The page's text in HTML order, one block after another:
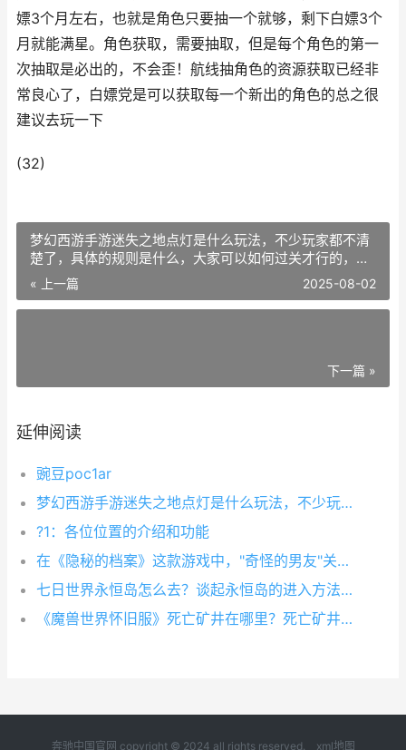
嫖3个月左右，也就是角色只要抽一个就够，剩下白嫖3个
月就能满星。角色获取，需要抽取，但是每个角色的第一
次抽取是必出的，不会歪！航线抽角色的资源获取已经非
常良心了，白嫖党是可以获取每一个新出的角色的总之很
建议去玩一下
(32)
梦幻西游手游迷失之地点灯是什么玩法，不少玩家都不清
楚了，具体的规则是什么，大家可以如何过关才行的，下
面就来介绍下梦幻西游手游迷失之地点灯有什么技巧。
« 上一篇 2025-08-02
下一篇 »
延伸阅读
豌豆poc1ar
梦幻西游手游迷失之地点灯是什么玩法，不少玩家都不清楚了，具体的规则是什么，大家可以如何过关才行的，下面就来介绍下梦幻西游手游迷失之地点灯有什么技巧。
?1：各位位置的介绍和功能
在《隐秘的档案》这款游戏中，"奇怪的男友"关卡颇受玩家喜爱，但许多玩家在此关卡遇到了难题。要想顺利通关，就需要细心寻找游戏中的各种奇怪线索。那么如何才能玩转《隐秘的档案》中的"
七日世界永恒岛怎么去？谈起永恒岛的进入方法，这方法还有许多新人不知道，因此才有了开头的问题，就有很多萌新在问该怎么去，那么为了让大家了解前往永恒岛的方法，这里就带来一期永恒岛的攻略分享，在下面的文章中
《魔兽世界怀旧服》死亡矿井在哪里？死亡矿井作为联盟的第一个副本，在怀旧服开服必定会有很多人去刷，而死亡矿井的头目范克里夫和其手下的迪菲亚兄弟会的故事也是刻画的非常成功的，那么小编今天带来的就是死亡矿井
奔驰中国官网 copyright © 2024 all rights reserved. xml地图